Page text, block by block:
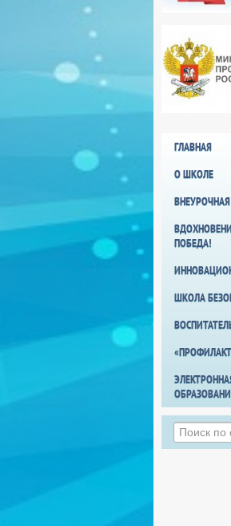
ГЛАВНАЯ
О ШКОЛЕ
ПОБЕДА!
ШКОЛА